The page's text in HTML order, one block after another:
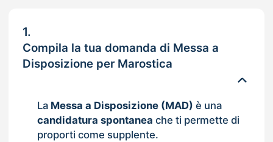
1.
Compila la tua domanda di Messa a
Disposizione per Marostica
La Messa a Disposizione (MAD) è una
candidatura spontanea che ti permette di
proporti come supplente.